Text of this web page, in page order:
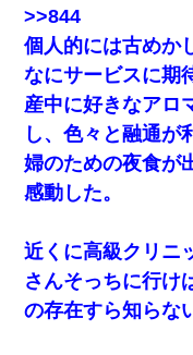
ている事に気づいた俺
旦那の元嫁「離婚した
るなんてどういう神経し
→笑いが止まらなくなり
嫁が弁護士を連れてき
ろ」→ 俺「完全に恐喝
22歳の頃、父に36歳の
の親会社の経営者の息
送ったんだが→
>>844
個人的には古めか
なにサービスに期
産中に好きなアロ
し、色々と融通が
婦のための夜食が
感動した。
近くに高級クリニ
さんそっちに行け
の存在すら知らな